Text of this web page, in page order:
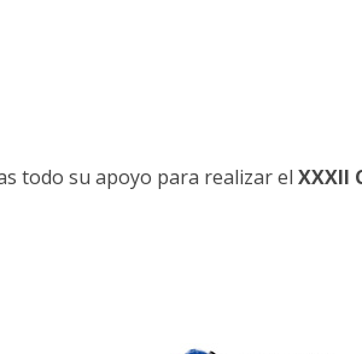
todo su apoyo para realizar el XXXII